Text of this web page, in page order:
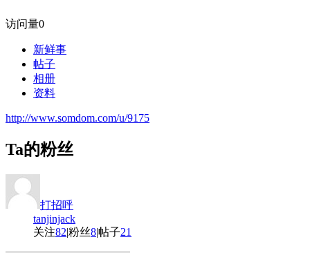
访问量0
新鲜事
帖子
相册
资料
http://www.somdom.com/u/9175
Ta的粉丝
打招呼
tanjinjack
关注82|粉丝8|帖子21